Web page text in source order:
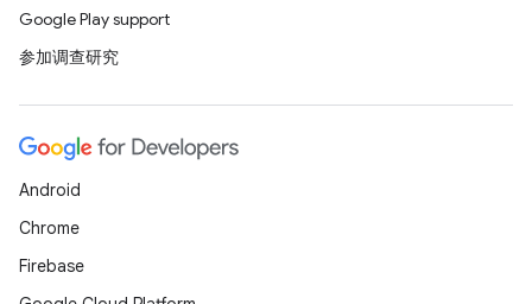
Google Play support
参加调查研究
Android
Chrome
Firebase